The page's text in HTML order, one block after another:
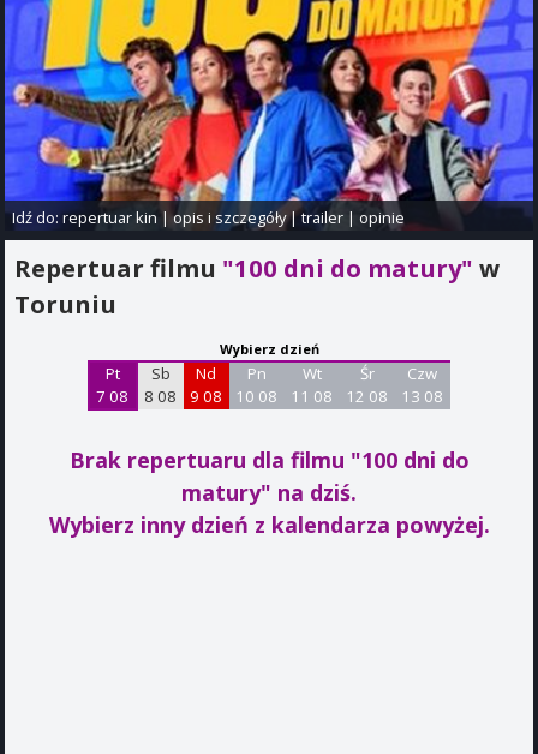
Idź do:repertuar kin |opis i szczegóły|trailer |opinie
Repertuar filmu "100 dni do matury" w
Toruniu
Wybierz dzień
Pt
7 08
Sb
8 08
Nd
9 08
Pn
10 08
Wt
11 08
Śr
12 08
Czw
13 08
Brak repertuaru dla filmu "100 dni do
matury" na dziś.
Wybierz inny dzień z kalendarza powyżej.